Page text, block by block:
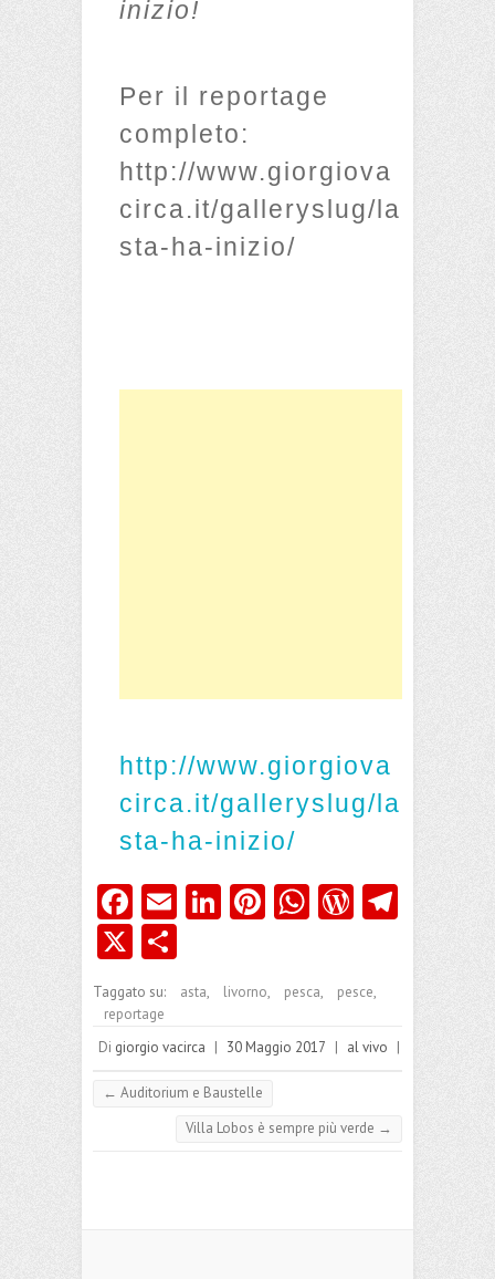
inizio!
Per il reportage
completo:
http://www.giorgiova
circa.it/galleryslug/la
sta-ha-inizio/
http://www.giorgiova
circa.it/galleryslug/la
sta-ha-inizio/
Fa
ce
b
o
o
k
E
l
Li
dI
n
Pi
es
t
W
A
p
W
Pr
es m
X
o
n
di
vi
di
Taggato su: asta, livorno, pesca, pesce,
reportage
Di giorgio vacirca | 30 Maggio 2017 | al vivo |
← Auditorium e Baustelle
Villa Lobos è sempre più verde →